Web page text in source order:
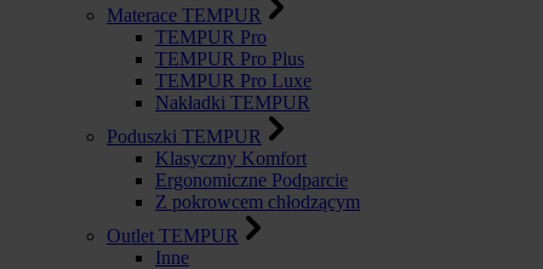
Materace TEMPUR
TEMPUR Pro
TEMPUR Pro Plus
TEMPUR Pro Luxe
Nakładki TEMPUR
Poduszki TEMPUR
Klasyczny Komfort
Ergonomiczne Podparcie
Z pokrowcem chłodzącym
Outlet TEMPUR
Inne